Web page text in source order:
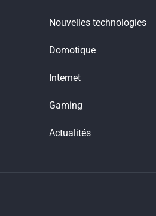
Nouvelles technologies
Domotique
Internet
Gaming
Actualités